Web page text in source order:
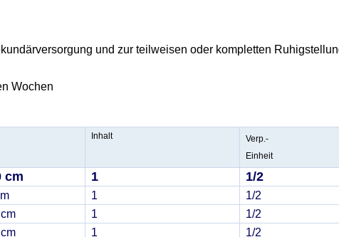
und zur teilweisen oder kompletten
Wochen
Inhalt
Verp.-
Einheit
cm 1 1/2
1 1/2
1 1/2
1 1/2